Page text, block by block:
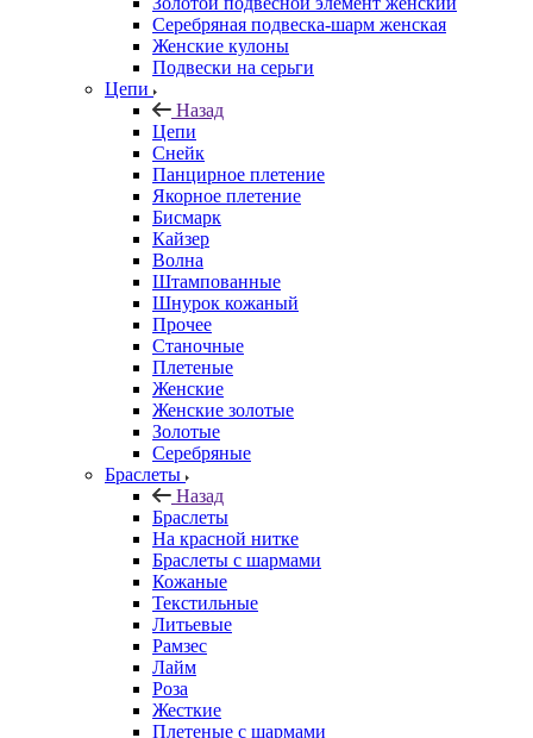
Серебряная подвеска-шарм женская
Женские кулоны
Подвески на серьги
Цепи
Назад
Цепи
Снейк
Панцирное плетение
Якорное плетение
Бисмарк
Кайзер
Волна
Штампованные
Шнурок кожаный
Прочее
Станочные
Плетеные
Женские
Женские золотые
Золотые
Серебряные
Браслеты
Назад
Браслеты
На красной нитке
Браслеты с шармами
Кожаные
Текстильные
Литьевые
Рамзес
Лайм
Роза
Жесткие
Плетеные с шармами